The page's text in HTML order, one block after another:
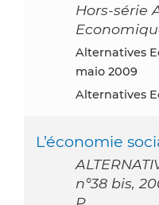
Hors-série
Alternatives Economiques, Paris, France,
maio 2009
Alternatives
L’économie
n°38 bis,